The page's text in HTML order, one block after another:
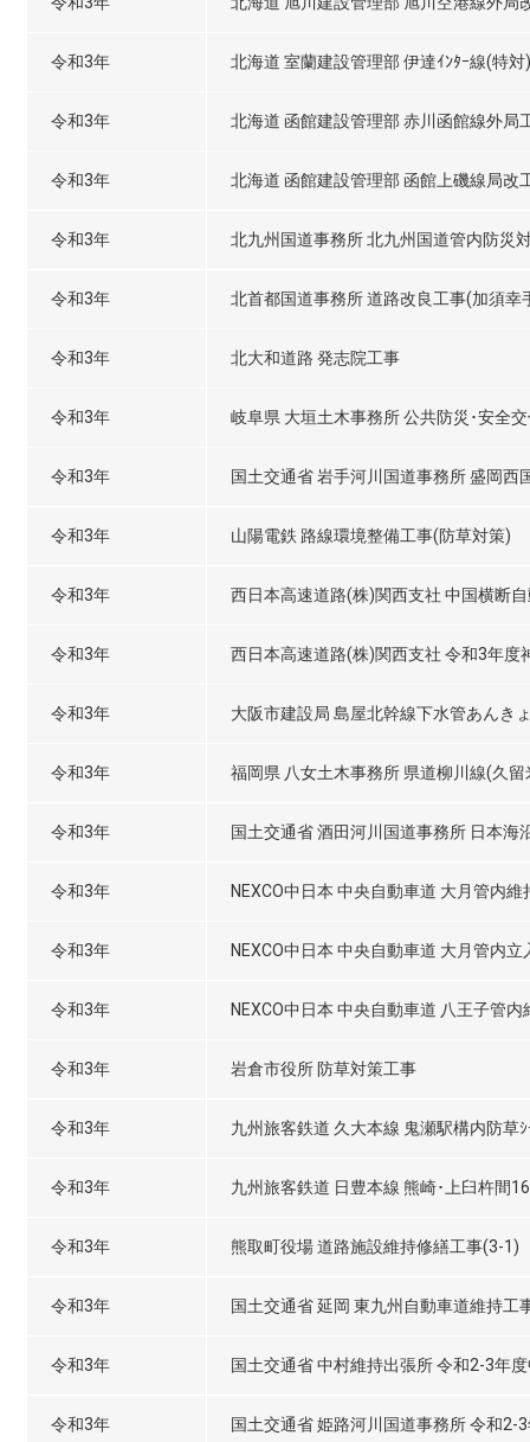
令和3年 北海道 室蘭建設管理部 伊達ｲﾝﾀｰ線(特
令和3年 北海道 函館建設管理部 赤川函館線外局
令和3年 北海道 函館建設管理部 函館上磯線局改
令和3年 北九州国道事務所 北九州国道管内防災
令和3年 北首都国道事務所 道路改良工事(加須幸
令和3年 北大和道路 発志院工事
令和3年 岐阜県 大垣土木事務所 公共防災･安全
令和3年 国土交通省 岩手河川国道事務所 盛岡
令和3年 山陽電鉄 路線環境整備工事(防草対策)
令和3年 西日本高速道路(株)関西支社 中国横断
令和3年 西日本高速道路(株)関西支社 令和3年度
令和3年 大阪市建設局 島屋北幹線下水管あんき
令和3年 福岡県 八女土木事務所 県道柳川線(久
令和3年 国土交通省 酒田河川国道事務所 日本
令和3年 NEXCO中日本 中央自動車道 大月管内
令和3年 NEXCO中日本 中央自動車道 大月管内
令和3年 NEXCO中日本 中央自動車道 八王子管
令和3年 岩倉市役所 防草対策工事
令和3年 九州旅客鉄道 久大本線 鬼瀬駅構内防草
令和3年 九州旅客鉄道 日豊本線 熊崎･上臼杵間
令和3年 熊取町役場 道路施設維持修繕工事(3-1)
令和3年 国土交通省 延岡 東九州自動車道維持工
令和3年 国土交通省 中村維持出張所 令和2-3年
令和3年 国土交通省 姫路河川国道事務所 令和2-